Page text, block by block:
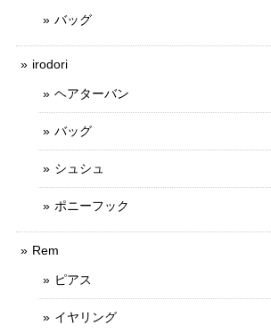
バッグ
irodori
ヘアターバン
バッグ
シュシュ
ポニーフック
Rem
ピアス
イヤリング